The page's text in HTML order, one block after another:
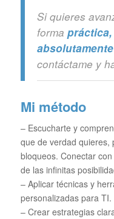
Si quieres
forma
contáctame y
Mi método
– Escucharte y
que de verdad quieres,
bloqueos. Conectar
de las infinitas
– Aplicar técnicas y
personalizadas para TI.
– Crear estrategias